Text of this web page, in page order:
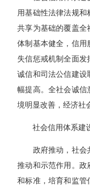
用基础性法律法规
共享为基础的覆盖全
体制基本健全，信用
失信惩戒机制全面发
诚信和司法公信建设
幅提高。全社会诚信
境明显改善，经济
社会信用体系建
政府推动，社会共
推动和示范作用。政
和标准，培育和监管